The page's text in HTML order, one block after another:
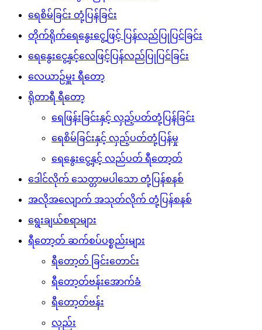
ရေစိမ်ခြင်း တုံ့ပြန်ခြင်း
တိုက်ရိုက်ရေနွေးငွေ့ဖြင့် ပြန်လည်ပြုပြင်ခြင်း
ရေနွေးငွေ့နှင့်လေဖြင့်ပြန်လည်ပြုပြင်ခြင်း
လေယာဉ်မှူး ရီတော့
ရိုတာရီ ရီတော့
ရေဖြန်းခြင်းနှင့် လှည့်ပတ်တုံ့ပြန်ခြင်း
ရေစိမ်ခြင်းနှင့် လှည့်ပတ်တုံ့ပြန်မှု
ရေနွေးငွေ့နှင့် လည်ပတ် ရီတော့တ်
ဒေါင်လိုက် သေတ္တာမပါသော တုံ့ပြန်စနစ်
အလိုအလျောက် အသုတ်လိုက် တုံ့ပြန်စနစ်
ရွေးချယ်စရာများ
ရီတော့တ် ဆက်စပ်ပစ္စည်းများ
ရီတော့တ် ခြင်းတောင်း
ရီတော့တ်ဗန်းအောက်ခံ
ရီတော့တ်ဗန်း
လှည်း